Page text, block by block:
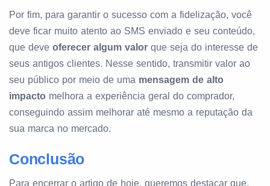
Por fim, para garantir o sucesso com a fidelização, você
deve ficar muito atento ao SMS enviado e seu conteúdo,
que deve oferecer algum valor que seja do interesse de
seus antigos clientes. Nesse sentido, transmitir valor ao
seu público por meio de uma mensagem de alto
impacto melhora a experiência geral do comprador,
conseguindo assim melhorar até mesmo a reputação da
sua marca no mercado.
Conclusão
Para encerrar o artigo de hoje, queremos destacar que,